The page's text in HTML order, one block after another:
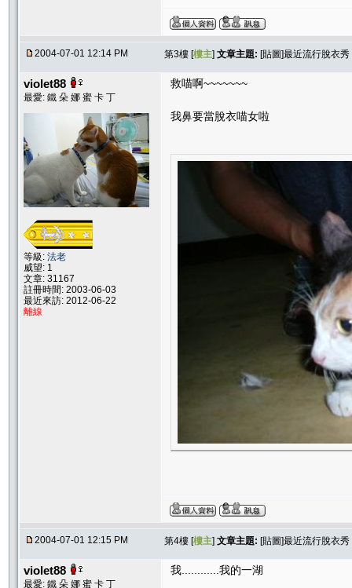
2004-07-01 12:14 PM 第3樓 [樓主] 文章主題: [貼圖]最近流行脫衣秀
violet88
最愛: 鐵 朵 娜 蜜 卡 丁
等級: 法老
威望: 1
文章: 31167
註冊時間: 2003-06-03
最近來訪: 2012-06-22
離線
救喵啊~~~~~~~
我鼻要當脫衣喵女啦
2004-07-01 12:15 PM 第4樓 [樓主] 文章主題: [貼圖]最近流行脫衣秀
violet88
最愛: 鐵 朵 娜 蜜 卡 丁
我............我的一湖